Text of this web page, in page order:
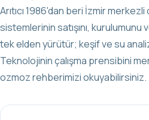
Arıtıcı 1986'dan beri İzmir
sistemlerinin satışını, kurulumunu
tek elden yürütür; keşif ve su
Teknolojinin çalışma prensibini
ozmoz rehberimiziokuyabilirsiniz.